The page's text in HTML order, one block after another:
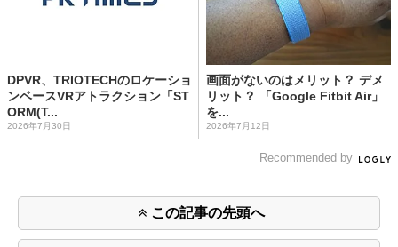
DPVR、TRIOTECHのロケーショ
ンベースVRアトラクション「ST
ORM(T...
2026年7月30日
画面がないのはメリット？ デメ
リット？ 「Google Fitbit Air」
を...
2026年7月12日
Recommended by
この記事の先頭へ